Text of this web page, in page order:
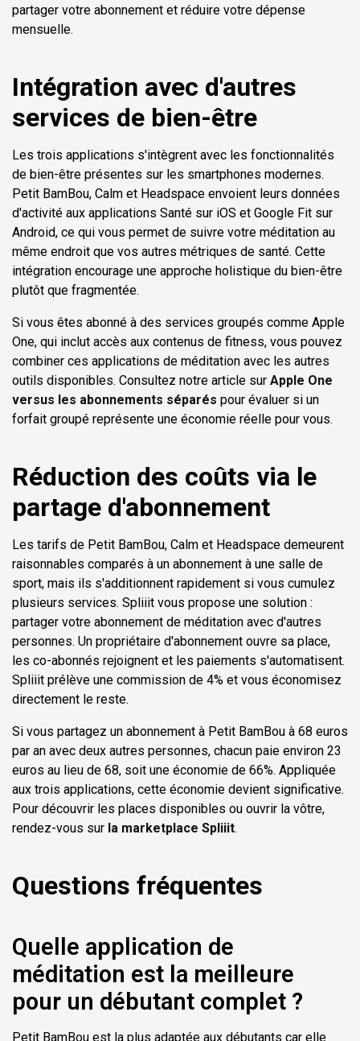
partager votre abonnement et réduire votre dépense
mensuelle.
Intégration avec d'autres
services de bien-être
Les trois applications s'intègrent avec les fonctionnalités
de bien-être présentes sur les smartphones modernes.
Petit BamBou, Calm et Headspace envoient leurs données
d'activité aux applications Santé sur iOS et Google Fit sur
Android, ce qui vous permet de suivre votre méditation au
même endroit que vos autres métriques de santé. Cette
intégration encourage une approche holistique du bien-être
plutôt que fragmentée.
Si vous êtes abonné à des services groupés comme Apple
One, qui inclut accès aux contenus de fitness, vous pouvez
combiner ces applications de méditation avec les autres
outils disponibles. Consultez notre article sur Apple One
versus les abonnements séparés pour évaluer si un
forfait groupé représente une économie réelle pour vous.
Réduction des coûts via le
partage d'abonnement
Les tarifs de Petit BamBou, Calm et Headspace demeurent
raisonnables comparés à un abonnement à une salle de
sport, mais ils s'additionnent rapidement si vous cumulez
plusieurs services. Spliiit vous propose une solution :
partager votre abonnement de méditation avec d'autres
personnes. Un propriétaire d'abonnement ouvre sa place,
les co-abonnés rejoignent et les paiements s'automatisent.
Spliiit prélève une commission de 4% et vous économisez
directement le reste.
Si vous partagez un abonnement à Petit BamBou à 68 euros
par an avec deux autres personnes, chacun paie environ 23
euros au lieu de 68, soit une économie de 66%. Appliquée
aux trois applications, cette économie devient significative.
Pour découvrir les places disponibles ou ouvrir la vôtre,
rendez-vous sur la marketplace Spliiit.
Questions fréquentes
Quelle application de
méditation est la meilleure
pour un débutant complet ?
Petit BamBou est la plus adaptée aux débutants car elle